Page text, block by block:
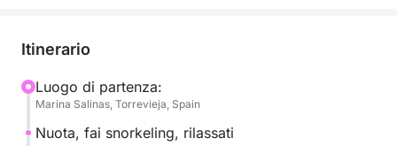
dalla folla, dove potrete nuotare, fare snorkeling o
intimo e naturale.
Questo tour è perfetto per chi desidera sfuggire ai
Itinerario
Luogo di partenza:
Marina Salinas, Torrevieja, Spain
Nuota, fai snorkeling, rilassati